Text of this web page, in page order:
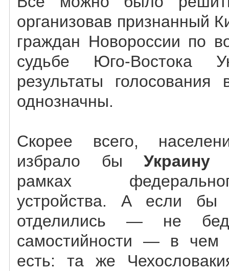
организовав признанный
граждан Новороссии по
судьбе Юго-Востока
результаты
однозначны.
Скорее всего,
избрало быУкраину
рамках
устройства. А если бы
отделились — не
самостийности — в чем
есть: та же